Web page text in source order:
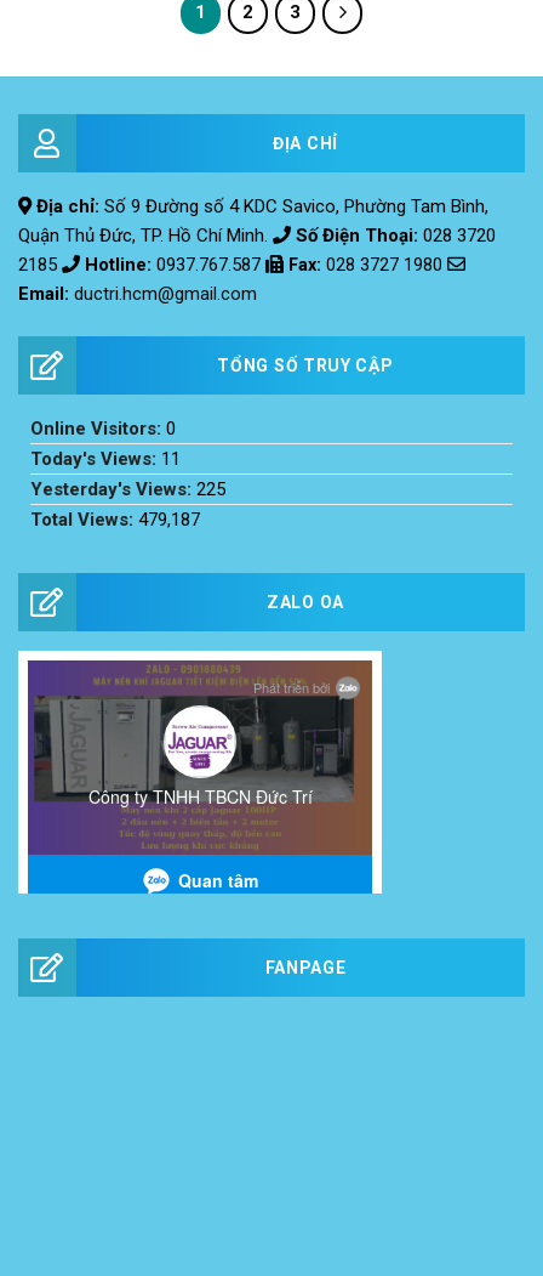
1 2 3
ĐỊA CHỈ
Địa chỉ: Số 9 Đường số 4 KDC Savico, Phường Tam Bình,
Quận Thủ Đức, TP. Hồ Chí Minh.
Số Điện Thoại: 028 3720
2185
Hotline: 0937.767.587 Fax: 028 3727 1980
Email: ductri.hcm@gmail.com
TỔNG SỐ TRUY CẬP
Online Visitors: 0
Today's Views: 11
Yesterday's Views: 225
Total Views: 479,187
ZALO OA
FANPAGE